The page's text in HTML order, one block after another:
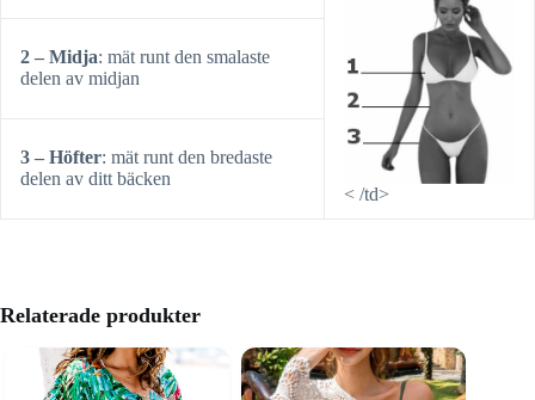
< /td>
2 – Midja: mät runt den smalaste
delen av midjan
3 – Höfter: mät runt den bredaste
delen av ditt bäcken
Relaterade produkter